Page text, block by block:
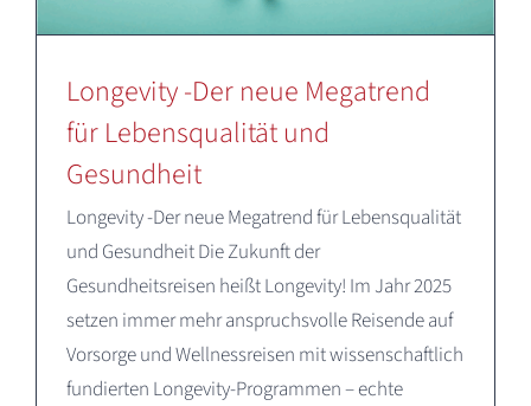
Longevity -Der neue Megatrend
für Lebensqualität und
Gesundheit
Longevity -Der neue Megatrend für Lebensqualität
und Gesundheit Die Zukunft der
Gesundheitsreisen heißt Longevity! Im Jahr 2025
setzen immer mehr anspruchsvolle Reisende auf
Vorsorge und Wellnessreisen mit wissenschaftlich
fundierten Longevity-Programmen – echte